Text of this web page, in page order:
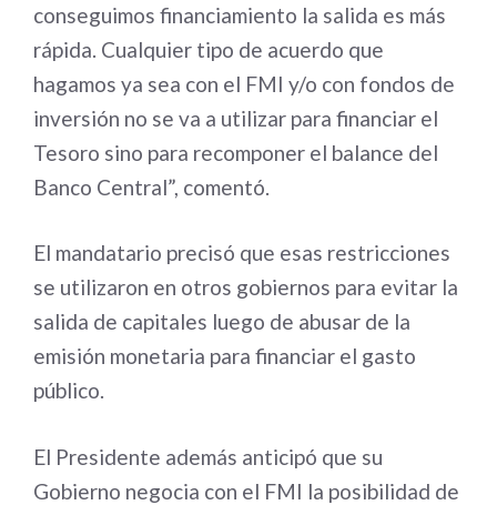
conseguimos financiamiento la salida es más
rápida. Cualquier tipo de acuerdo que
hagamos ya sea con el FMI y/o con fondos de
inversión no se va a utilizar para financiar el
Tesoro sino para recomponer el balance del
Banco Central”, comentó.
El mandatario precisó que esas restricciones
se utilizaron en otros gobiernos para evitar la
salida de capitales luego de abusar de la
emisión monetaria para financiar el gasto
público.
El Presidente además anticipó que su
Gobierno negocia con el FMI la posibilidad de